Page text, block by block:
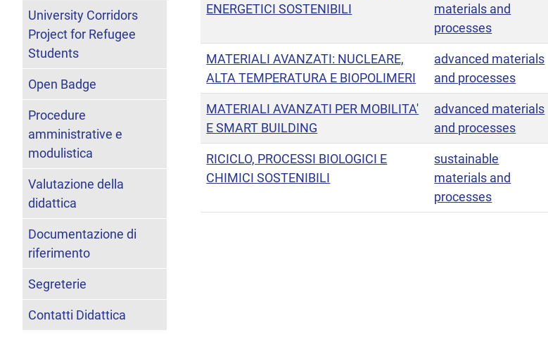
ENERGETICI SOSTENIBILI
materials and
processes
MATERIALI AVANZATI: NUCLEARE,
ALTA TEMPERATURA E BIOPOLIMERI
advanced materials
and processes
MATERIALI AVANZATI PER MOBILITA'
E SMART BUILDING
advanced materials
and processes
RICICLO, PROCESSI BIOLOGICI E
CHIMICI SOSTENIBILI
sustainable
materials and
processes
University Corridors
Project for Refugee
Students
Open Badge
Procedure
amministrative e
modulistica
Valutazione della
didattica
Documentazione di
riferimento
Segreterie
Contatti Didattica